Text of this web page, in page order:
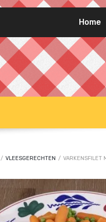
Home
/ VLEESGERECHTEN / VARKENSFILET